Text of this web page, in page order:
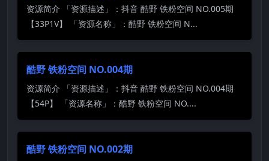
资源简介 「资源描述」：抖音 酷野 铁粉空间 NO.005期
【33P1V】 「资源名称」：酷野 铁粉空间 N...
酷野 铁粉空间 NO.004期
资源简介 「资源描述」：抖音 酷野 铁粉空间 NO.004期
【54P】 「资源名称」：酷野 铁粉空间 NO....
酷野 铁粉空间 NO.002期